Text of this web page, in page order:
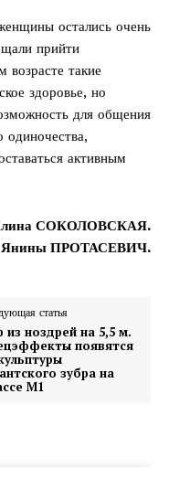
остались очень
прийти
такие
здоровье, но
для общения
активным
СОКОЛОВСКАЯ.
Янины ПРОТАСЕВИЧ.
статья
из ноздрей на 5,5 м.
появятся
зубра на
М1